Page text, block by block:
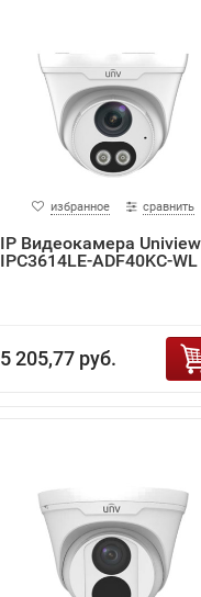
избранное сравнить
IP Видеокамера Uniview
IPC3614LE-ADF40KC-WL
5 205,77 руб.